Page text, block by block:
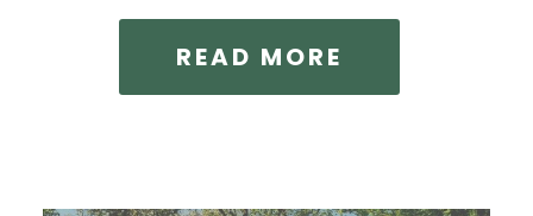
READ MORE